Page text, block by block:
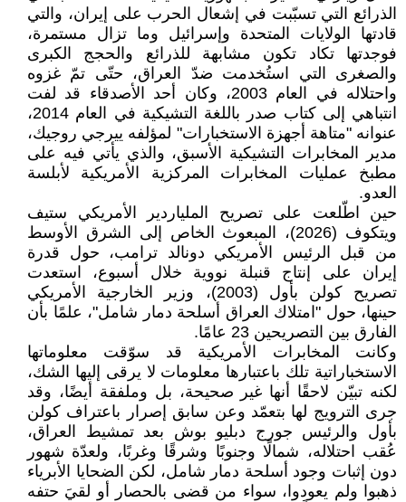
الذرائع التي تسبّبت في إشعال الحرب على إيران، والتي
قادتها الولايات المتحدة وإسرائيل وما تزال مستمرة،
فوجدتها تكاد تكون مشابهة للذرائع والحجج الكبرى
والصغرى التي استُخدمت ضدّ العراق، حتّى تمّ غزوه
واحتلاله في العام 2003، وكان أحد الأصدقاء قد لفت
انتباهي إلى كتاب صدر باللغة التشيكية في العام 2014،
عنوانه "متاهة أجهزة الاستخبارات" لمؤلفه ييرجي روجيك،
مدير المخابرات التشيكية الأسبق، والذي يأتي فيه على
مطبخ عمليات المخابرات المركزية الأمريكية لأبلسة
العدو.
حين اطّلعت على تصريح الملياردير الأمريكي ستيف
ويتكوف (2026)، المبعوث الخاص إلى الشرق الأوسط
من قبل الرئيس الأمريكي دونالد ترامب، حول قدرة
إيران على إنتاج قنبلة نووية خلال أسبوع، استعدت
تصريح كولن بأول (2003)، وزير الخارجية الأمريكي
حينها، حول "امتلاك العراق أسلحة دمار شامل"، علمًا بأن
الفارق بين التصريحين 23 عامًا.
وكانت المخابرات الأمريكية قد سوّقت معلوماتها
الاستخباراتية تلك باعتبارها معلومات لا يرقى إليها الشك،
لكنه تبيّن لاحقًا أنها غير صحيحة، بل وملفقة أيضًا، وقد
جرى الترويج لها بتعمّد وعن سابق إصرار باعتراف كولن
بأول والرئيس جورج دبليو بوش بعد تمشيط العراق،
عُقب احتلاله، شمالًا وجنوبًا وشرقًا وغربًا، ولعدّة شهور
دون إثبات وجود أسلحة دمار شامل، لكن الضحايا الأبرياء
ذهبوا ولم يعودوا، سواء من قضى بالحصار أو لقيَ حتفه